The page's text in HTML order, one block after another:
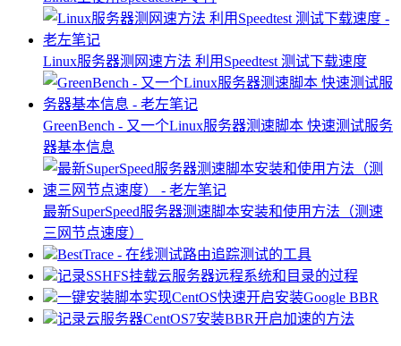
Linux服务器测网速方法 利用Speedtest 测试下载速度
GreenBench - 又一个Linux服务器测速脚本 快速测试服务
器基本信息
最新SuperSpeed服务器测速脚本安装和使用方法（测速
三网节点速度）
BestTrace - 在线测试路由追踪测试的工具
记录SSHFS挂载云服务器远程系统和目录的过程
一键安装脚本实现CentOS快速开启安装Google BBR
记录云服务器CentOS7安装BBR开启加速的方法